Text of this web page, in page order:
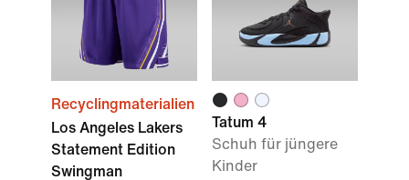
Recyclingmaterialien
Los Angeles Lakers
Statement Edition
Swingman
Tatum 4
Schuh für jüngere
Kinder